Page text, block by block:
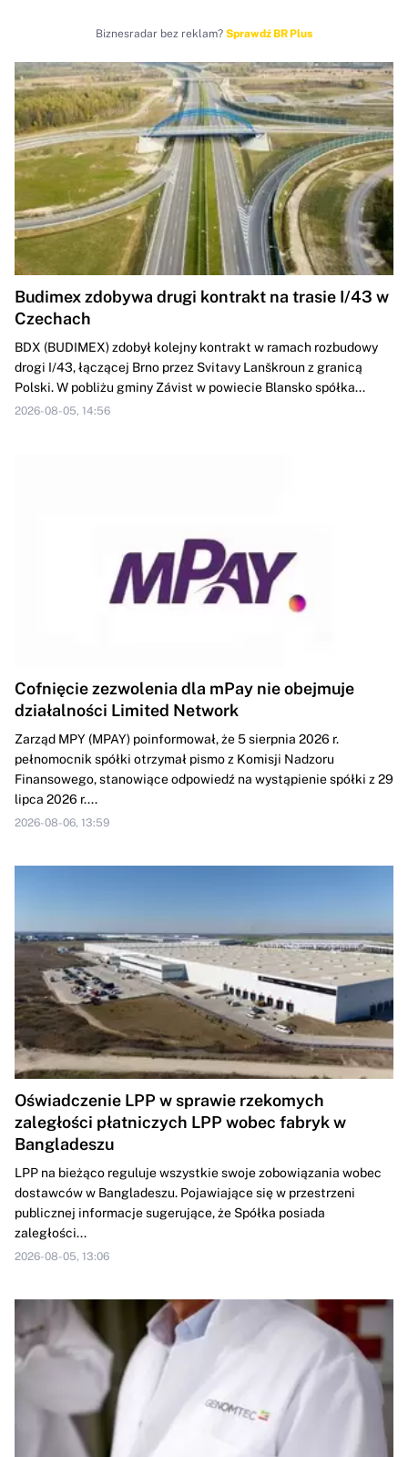
Biznesradar bez reklam? Sprawdź BR Plus
Budimex zdobywa drugi kontrakt na trasie I/43 w
Czechach
BDX (BUDIMEX) zdobył kolejny kontrakt w ramach rozbudowy
drogi ‎I/43, łączącej Brno przez Svitavy Lanškroun z granicą
Polski. W pobliżu gminy ‎Závist w powiecie Blansko spółka...
2026-08-05, 14:56
Cofnięcie zezwolenia dla mPay nie obejmuje
działalności Limited Network
Zarząd MPY (MPAY) poinformował, że 5 sierpnia 2026 r.
pełnomocnik spółki otrzymał pismo z Komisji Nadzoru
Finansowego, stanowiące odpowiedź na wystąpienie spółki z 29
lipca 2026 r....
2026-08-06, 13:59
Oświadczenie LPP w sprawie rzekomych
zaległości płatniczych LPP wobec fabryk w
Bangladeszu
LPP na bieżąco reguluje wszystkie swoje zobowiązania wobec
dostawców w Bangladeszu. Pojawiające się w przestrzeni
publicznej informacje sugerujące, że Spółka posiada
zaległości...
2026-08-05, 13:06